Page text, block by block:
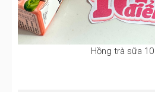
Hồng trà sữa